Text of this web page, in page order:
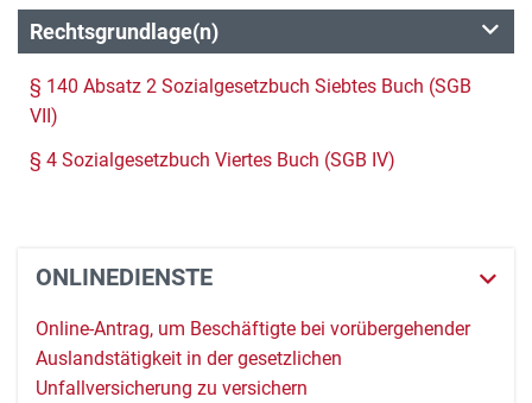
Rechtsgrundlage(n)
§ 140 Absatz 2 Sozialgesetzbuch Siebtes Buch (SGB
VII)
§ 4 Sozialgesetzbuch Viertes Buch (SGB IV)
ONLINEDIENSTE
Online-Antrag, um Beschäftigte bei vorübergehender
Auslandstätigkeit in der gesetzlichen
Unfallversicherung zu versichern